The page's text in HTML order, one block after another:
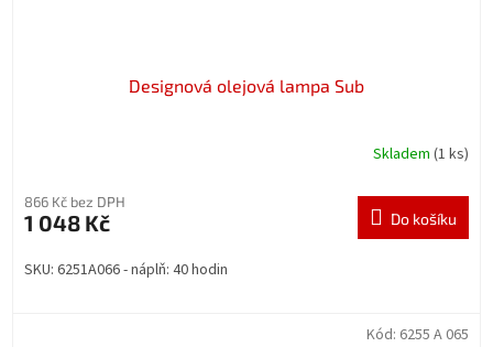
Designová olejová lampa Sub
Skladem (1 ks)
866 Kč bez DPH
1 048 Kč Do košíku
SKU: 6251A066 - náplň: 40 hodin
Kód: 6255 A 065